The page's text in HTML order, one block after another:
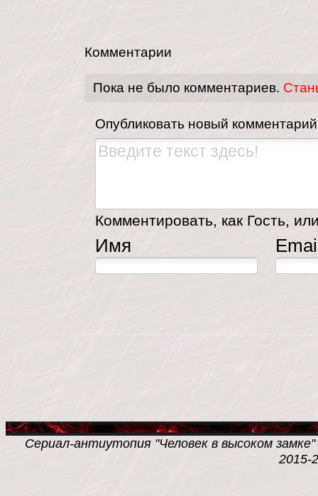
Комментарии
Пока не было комментариев.
Опубликовать новый комментарий
Комментировать, как Гость,
Имя
Сериал-антиутопия "Человек в высоком
2015-